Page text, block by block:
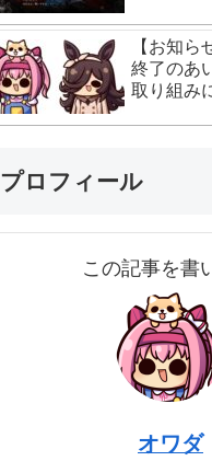
【お知ら
終了のあ
取り組み
プロフィール
この記事を書
オワダ